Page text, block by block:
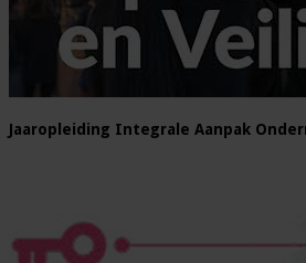
Jaaropleiding Integrale Aanpak